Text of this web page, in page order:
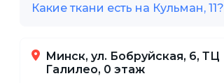
Какие ткани есть на Кульман, 11?
Минск, ул. Бобруйская, 6, ТЦ
Галилео, 0 этаж